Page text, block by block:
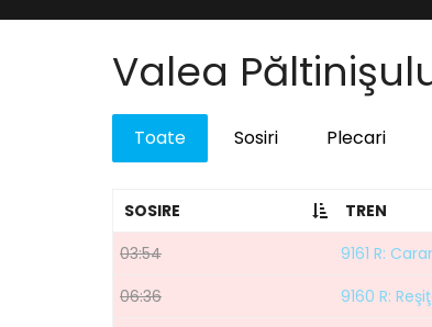
Valea
Toate Sosiri Plecari
SOSIRE TREN
03:54
9161 R:
06:36
9160 R: